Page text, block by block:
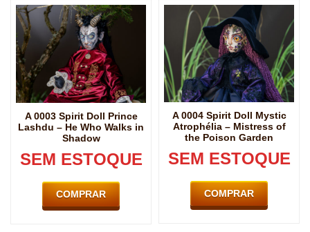
A 0003 Spirit Doll Prince
Lashdu – He Who Walks in
Shadow
SEM ESTOQUE
COMPRAR
A 0004 Spirit Doll Mystic
Atrophélia – Mistress of
the Poison Garden
SEM ESTOQUE
COMPRAR